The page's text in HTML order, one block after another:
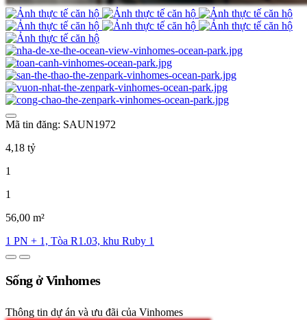
Mã tin đăng: SAUN1972
4,18 tỷ
1
1
56,00 m²
1 PN + 1, Tòa R1.03, khu Ruby 1
Sống ở Vinhomes
Thông tin dự án và ưu đãi của Vinhomes